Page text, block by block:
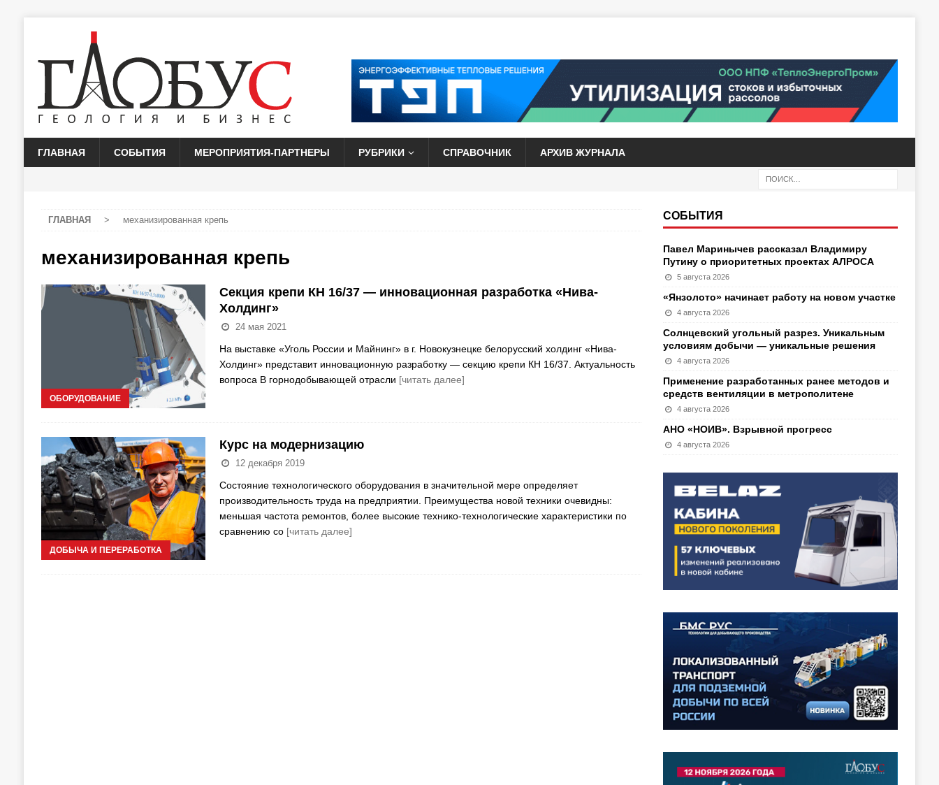
ГЛАВНАЯ СОБЫТИЯ МЕРОПРИЯТИЯ-ПАРТНЕРЫ РУБРИКИ СПРАВОЧНИК АРХИВ ЖУРНАЛА
ГЛАВНАЯ > механизированная крепь
механизированная крепь
ОБОРУДОВАНИЕ
Секция крепи КН 16/37 — инновационная разработка «Нива-
Холдинг»
24 мая 2021
На выставке «Уголь России и Майнинг» в г. Новокузнецке белорусский холдинг «Нива-
Холдинг» представит инновационную разработку — секцию крепи КН 16/37. Актуальность
вопроса В горнодобывающей отрасли [читать далее]
ДОБЫЧА И ПЕРЕРАБОТКА
Курс на модернизацию
12 декабря 2019
Состояние технологического оборудования в значительной мере определяет
производительность труда на предприятии. Преимущества новой техники очевидны:
меньшая частота ремонтов, более высокие технико-технологические характеристики по
сравнению со [читать далее]
СОБЫТИЯ
Павел Маринычев рассказал Владимиру
Путину о приоритетных проектах АЛРОСА
5 августа 2026
«Янзолото» начинает работу на новом участке
4 августа 2026
Солнцевский угольный разрез. Уникальным
условиям добычи — уникальные решения
4 августа 2026
Применение разработанных ранее методов и
средств вентиляции в метрополитене
4 августа 2026
АНО «НОИВ». Взрывной прогресс
4 августа 2026